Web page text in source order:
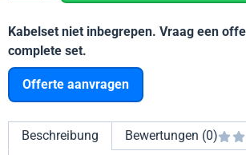
Kabelset niet inbegrepen. Vraag een
complete set.
Offerte aanvragen
Beschreibung Bewertungen (0)